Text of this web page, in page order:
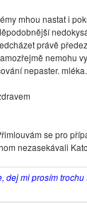
mhou nastat i
právě
nemohu
nepaster. mléka.
se pro
nezasekávali
dej mi prosím